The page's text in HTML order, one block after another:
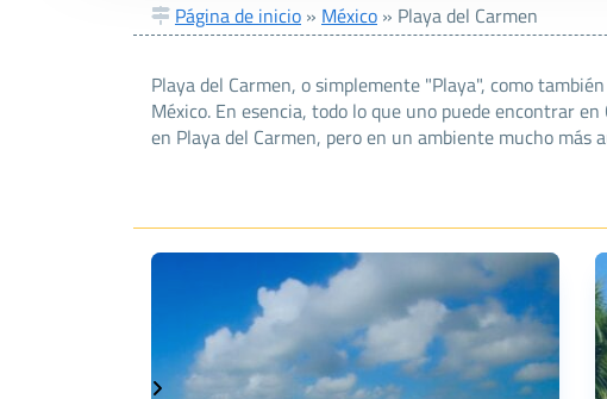
Página de inicio » México » Playa del Carmen
Playa del Carmen, o simplemente "Playa", como
México. En esencia, todo lo que uno puede encontrar
en Playa del Carmen, pero en un ambiente mucho más